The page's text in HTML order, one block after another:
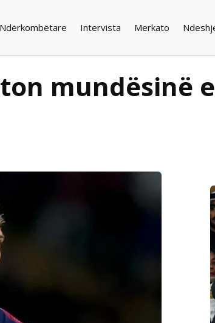
Ndërkombëtare Intervista Merkato
mundësinë